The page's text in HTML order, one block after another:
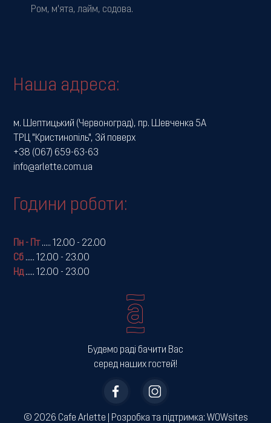
Ром, м'ята, лайм, содова.
Наша адреса:
м. Шептицький (Червоноград), пр. Шевченка 5А
ТРЦ "Кристинопіль", 3й поверх
+38 (067) 659-63-63
info@arlette.com.ua
Будемо раді бачити Вас
серед наших гостей!
Години роботи:
Пн - Пт.....
12.00 - 22.00
Сб .....
12.00 - 23.00
Нд..... 12.00 - 23.00
© 2026 Cafe Arlette | ­Розробка та підтримка: WOWsites